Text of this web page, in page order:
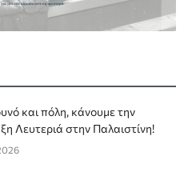
και πόλη, κάνουμε την
Λευτεριά στην Παλαιστίνη!